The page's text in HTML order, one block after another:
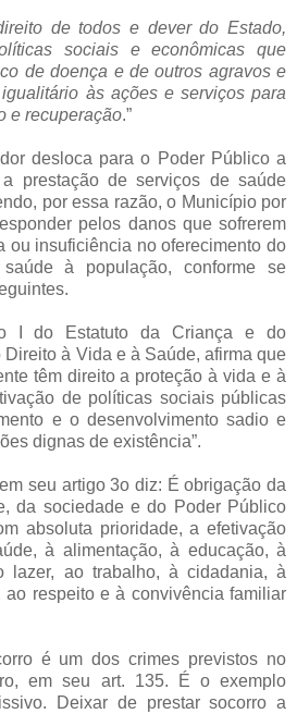
de todos e dever do Estado,
sociais e econômicas que
de doença e de outros agravos e
às ações e serviços para
e recuperação.”
desloca para o Poder Público a
prestação de serviços de saúde
por essa razão, o Município por
pelos danos que sofrerem
ou insuficiência no oferecimento do
à população, conforme se
I do Estatuto da Criança e do
à Vida e à Saúde, afirma que
têm direito a proteção à vida e à
de políticas sociais públicas
e o desenvolvimento sadio e
dignas de existência”.
seu artigo 3o diz: É obrigação da
da sociedade e do Poder Público
absoluta prioridade, a efetivação
à alimentação, à educação, à
lazer, ao trabalho, à cidadania, à
ao respeito e à convivência familiar
é um dos crimes previstos no
em seu art. 135. É o exemplo
Deixar de prestar socorro a